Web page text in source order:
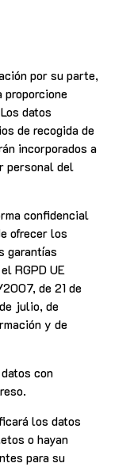
por su parte,
proporcione
datos
de recogida de
incorporados a
personal del
confidencial
ofrecer los
garantías
RGPD UE
de 21 de
julio, de
y de
con
los datos
o hayan
para su